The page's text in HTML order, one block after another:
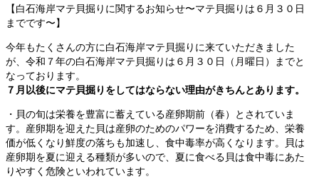
【白石海岸マテ貝掘りに関するお知らせ〜マテ貝掘りは６月３０日
までです〜】
今年もたくさんの方に白石海岸マテ貝掘りに来ていただきました
が、令和７年の白石海岸マテ貝掘りは６月３０日（月曜日）までと
なっております。
７月以後にマテ貝掘りをしてはならない理由がきちんとあります。
・貝の旬は栄養を豊富に蓄えている産卵期前（春）とされていま
す。産卵期を迎えた貝は産卵のためのパワーを消費するため、栄養
価が低くなり鮮度の落ちも加速し、食中毒率が高くなります。貝は
産卵期を夏に迎える種類が多いので、夏に食べる貝は食中毒にあた
りやすく危険といわれています。